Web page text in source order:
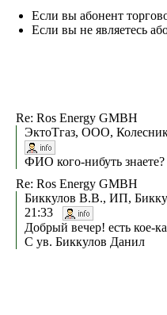
Если вы абонент
Если вы не являетесь
Re: Ros Energy GMBH
ЭктоТгаз, ООО,
ФИО кого-нибуть знаете?
Re: Ros Energy GMBH
Биккулов В.В., ИП,
21:33
Добрый вечер! есть кое-
С ув. Биккулов Данил